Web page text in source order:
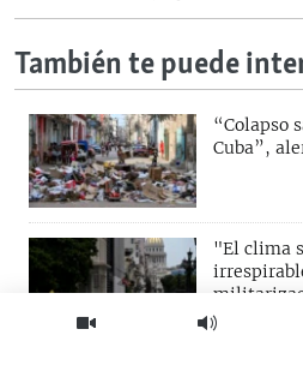
También te puede
“Colapso
Cuba”,
"El clima